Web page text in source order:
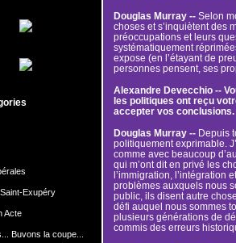
Exupéry
Acte
Buvons la coupe...
Douglas Murray --Selon
choses et s’inquiètent des
préoccupations et leurs
systématiquement
expose (en l’étayant de
personnes pensent, ses
Alexandre Devecchio --
les politiques ont reçu
accepter vos conclusions.
Douglas Murray --Depuis
politiquement exprimable.
comme avec beaucoup
qui m’ont dit en privé les
l’immigration, l’intégration
problèmes auxquels nous
public, ils disent autre
défi auquel nous sommes
plusieurs générations de
commis des erreurs